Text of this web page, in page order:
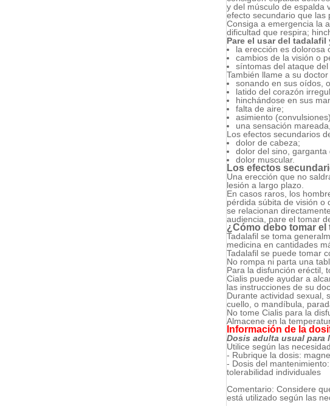
y del músculo de espalda
efecto secundario que las
Consiga a emergencia la
dificultad que respira;
Pare el usar del
la erección es dolorosa
cambios de la visión o
síntomas del ataque
También llame a su
sonando en sus oídos,
latido del corazón
hinchándose en sus
falta de aire;
asimiento
una sensación
Los efectos secundarios
dolor de cabeza;
dolor del sino, garganta
dolor muscular.
Los efectos
Una erección que no
lesión a largo plazo.
En casos raros, los
pérdida súbita de visión o
se relacionan
audiencia, pare el tomar
¿Cómo debo tomar el
Tadalafil se toma
medicina en cantidades
Tadalafil se puede tomar
No rompa ni parta una
Para la disfunción eréctil,
Cialis puede ayudar a
las instrucciones de su
Durante actividad sexual,
cuello, o mandíbula,
No tome Cialis para la
Almacene en la
Información de la
Dosis adulta usual para
Utilice según las
- Rubrique la dosis:
- Dosis del
tolerabilidad individuales
Comentario: Considere
está utilizado según las